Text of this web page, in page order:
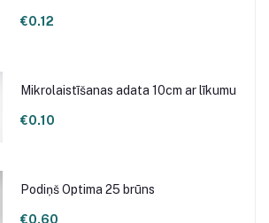
€0.12
Mikrolaistīšanas adata 10cm ar līkumu
€0.10
Podiņš Optima 25 brūns
€0.60